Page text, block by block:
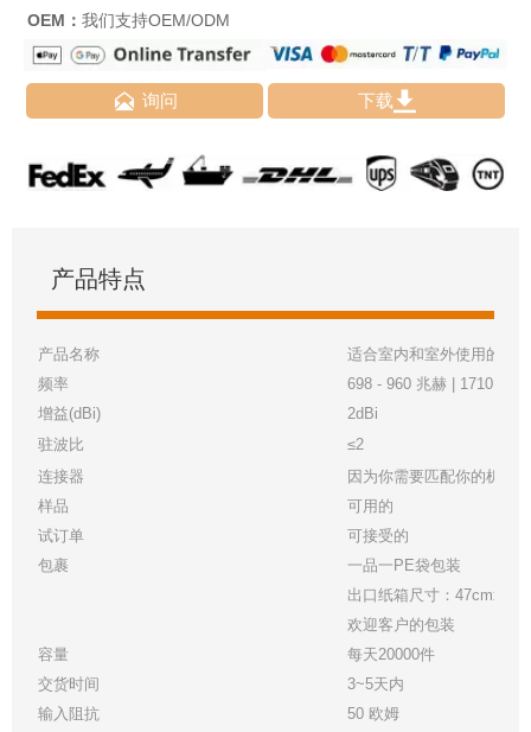
OEM： 我们支持OEM/ODM
 询问 下载
产品特点
产品名称
适合室内和室外使用的薄
频率
698 - 960 兆赫 | 1710 -
增益(dBi)
2dBi
驻波比
≤2
连接器
因为你需要匹配你的机器
样品
可用的
试订单
可接受的
包裹
一品一PE袋包装
出口纸箱尺寸：
欢迎客户的包装
容量
每天20000件
交货时间
3~5天内
输入阻抗
50 欧姆